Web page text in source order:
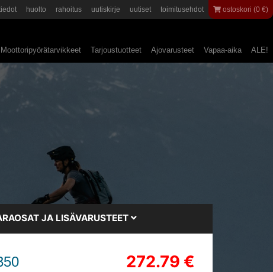
huolto rahoitus uutiskirje uutiset toimitusehdot ostoskori (0 €)
Moottoripyörätarvikkeet Tarjoustuotteet Ajovarusteet Vapaa-aika ALE!
JA LISÄVARUSTEET
272.79 €